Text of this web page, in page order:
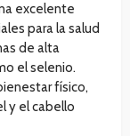
excelente
para la salud
de alta
el selenio.
físico,
y el cabello